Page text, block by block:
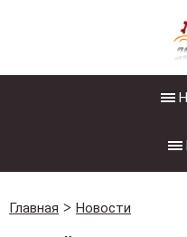
Главная Новости